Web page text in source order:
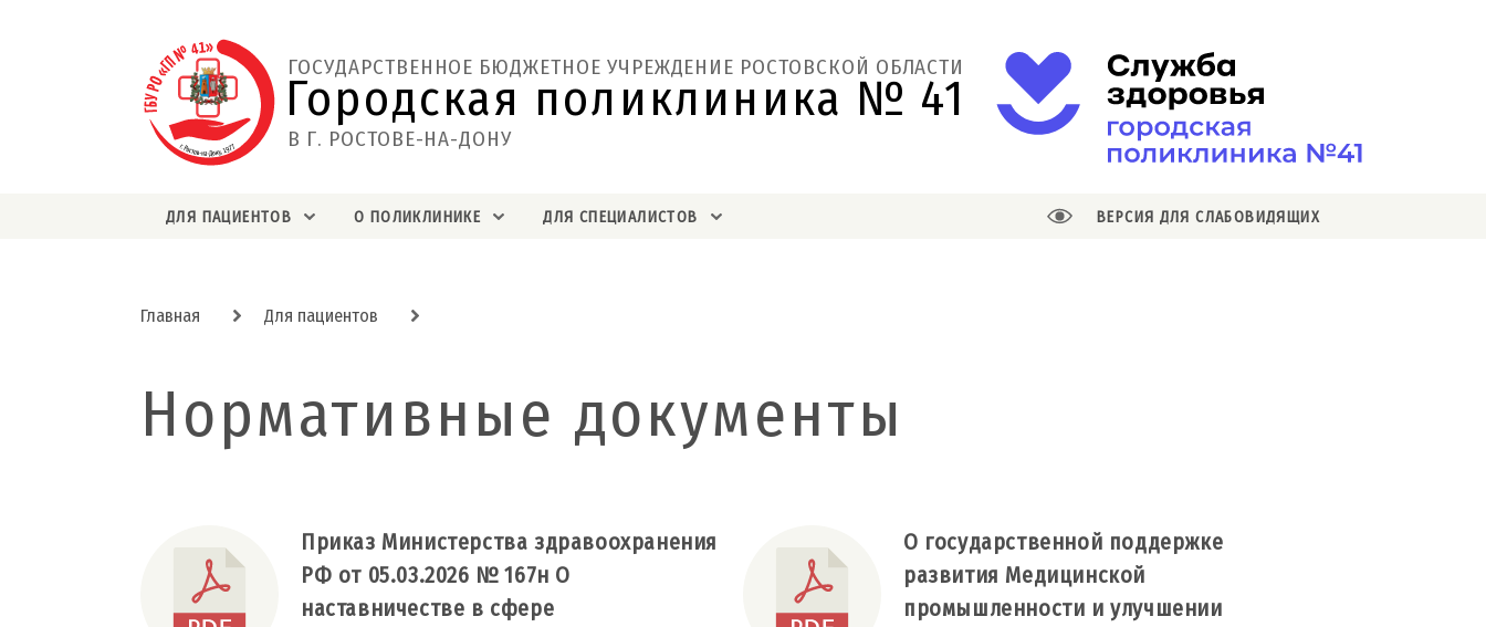
В Г. РОСТОВЕ-НА-ДОНУ
ГОСУДАРСТВЕННОЕ БЮДЖЕТНОЕ УЧРЕЖДЕНИЕ РОСТОВСКОЙ ОБЛАСТИ
Городская поликлиника № 41
ДЛЯ ПАЦИЕНТОВ О ПОЛИКЛИНИКЕ ДЛЯ СПЕЦИАЛИСТОВ ВЕРСИЯ ДЛЯ СЛАБОВИДЯЩИХ
Главная Для пациентов
Нормативные документы
Приказ Министерства здравоохранения
РФ от 05.03.2026 № 167н О
наставничестве в сфере
О государственной поддержке
развития Медицинской
промышленности и улучшении